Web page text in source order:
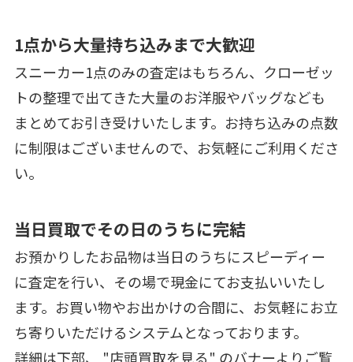
1点から大量持ち込みまで大歓迎
スニーカー1点のみの査定はもちろん、クローゼッ
トの整理で出てきた大量のお洋服やバッグなども
まとめてお引き受けいたします。お持ち込みの点数
に制限はございませんので、お気軽にご利用くださ
い。
当日買取でその日のうちに完結
お預かりしたお品物は当日のうちにスピーディー
に査定を行い、その場で現金にてお支払いいたし
ます。お買い物やお出かけの合間に、お気軽にお立
ち寄りいただけるシステムとなっております。
詳細は下部、 "店頭買取を見る" のバナーよりご覧